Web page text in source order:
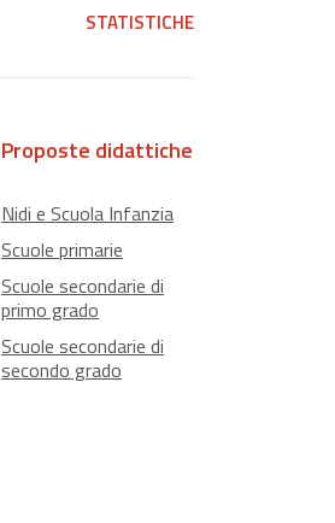
STATISTICHE
Proposte didattiche
Nidi e Scuola Infanzia
Scuole primarie
Scuole secondarie di
primo grado
Scuole secondarie di
secondo grado